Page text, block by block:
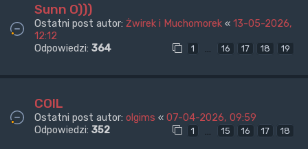
Sunn O)))
Ostatni post autor: Żwirek i Muchomorek « 13-05-2026,
12:12
Odpowiedzi: 364 1 … 16 17 18 19
COIL
Ostatni post autor: olgims « 07-04-2026, 09:59
Odpowiedzi: 352 1 … 15 16 17 18